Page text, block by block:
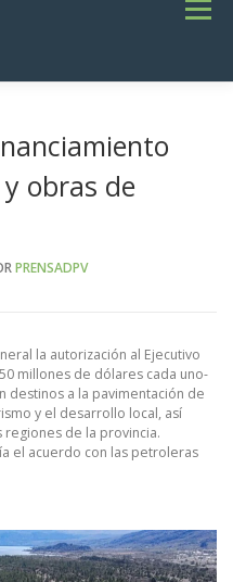
Menú
OBRAS VIALES
obras de
PRENSADPV
la autorización al Ejecutivo
millones de dólares cada uno-
destinos a la pavimentación de
y el desarrollo local, así
de la provincia.
el acuerdo con las petroleras